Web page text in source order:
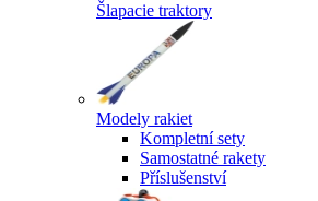
Šlapacie traktory
Modely rakiet
Kompletní sety
Samostatné rakety
Příslušenství